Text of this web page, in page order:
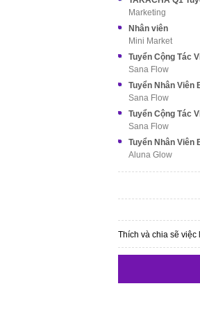
Marketing
Nhân viên
Mini Market
Tuyển Cộng Tác
Sana Flow
Tuyển Nhân Viên
Sana Flow
Sana Flow
Tuyển Nhân Viên
Aluna Glow
Thích và chia sẽ